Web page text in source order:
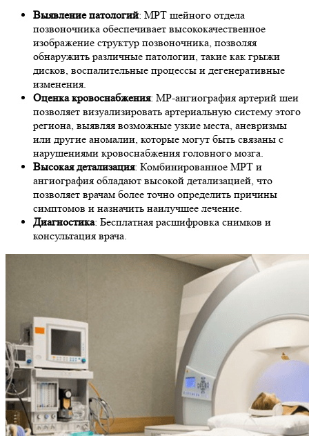
Выявление патологий: МРТ шейного отдела
позвоночника обеспечивает высококачественное
изображение структур позвоночника, позволяя
обнаружить различные патологии, такие как грыжи
дисков, воспалительные процессы и дегенеративные
изменения.
Оценка кровоснабжения: МР-ангиография артерий шеи
позволяет визуализировать артериальную систему этого
региона, выявляя возможные узкие места, аневризмы
или другие аномалии, которые могут быть связаны с
нарушениями кровоснабжения головного мозга.
Высокая детализация: Комбинированное МРТ и
ангиография обладают высокой детализацией, что
позволяет врачам более точно определить причины
симптомов и назначить наилучшее лечение.
Диагностика: Бесплатная расшифровка снимков и
консультация врача.